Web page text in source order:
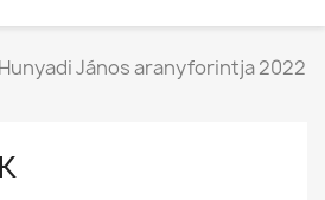
János aranyforintja 2022